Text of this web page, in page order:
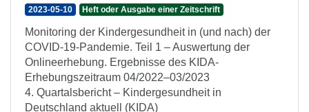
2023-05-10 Heft oder Ausgabe einer Zeitschrift
Monitoring der Kindergesundheit in (und nach) der
COVID-19-Pandemie. Teil 1 – Auswertung der
Onlineerhebung. Ergebnisse des KIDA-
Erhebungszeitraum 04/2022–03/2023
4. Quartalsbericht – Kindergesundheit in
Deutschland aktuell (KIDA)